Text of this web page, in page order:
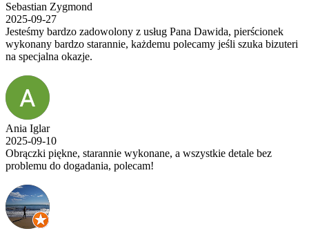
Sebastian Zygmond
2025-09-27
Jesteśmy bardzo zadowolony z usług Pana Dawida, pierścionek
wykonany bardzo starannie, każdemu polecamy jeśli szuka bizuteri
na specjalna okazje.
Ania Iglar
2025-09-10
Obrączki piękne, starannie wykonane, a wszystkie detale bez
problemu do dogadania, polecam!